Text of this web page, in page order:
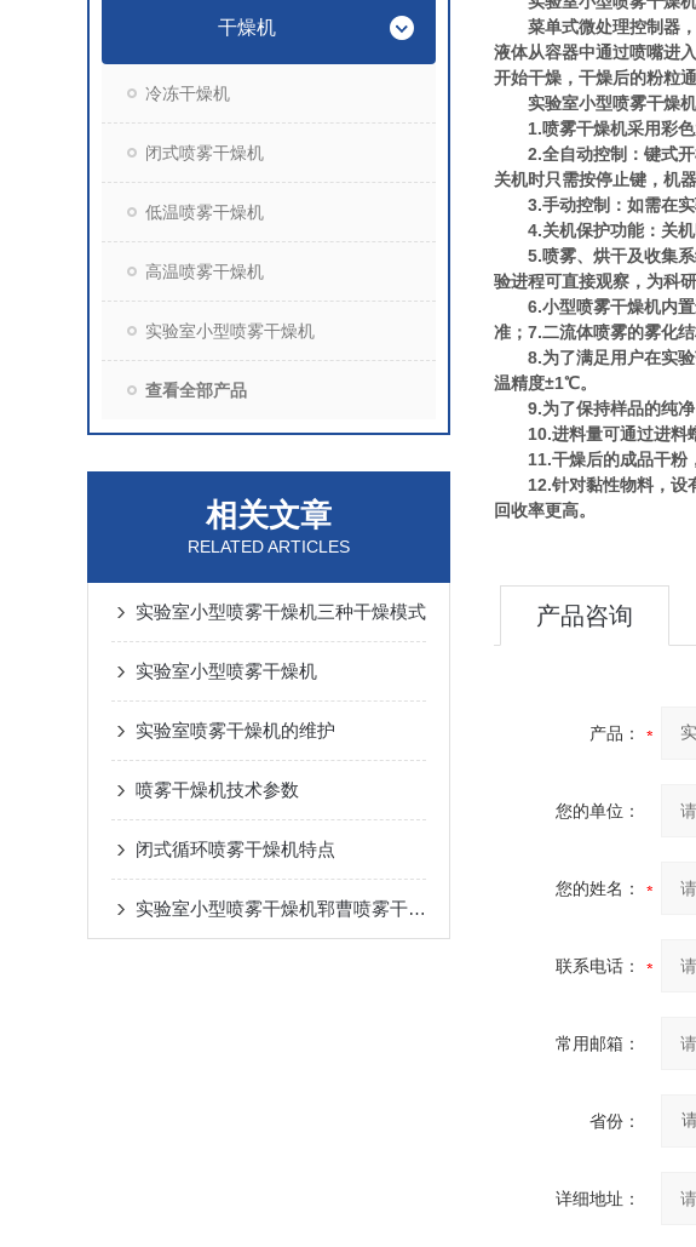
干燥机
冷冻干燥机
闭式喷雾干燥机
低温喷雾干燥机
高温喷雾干燥机
实验室小型喷雾干燥机
查看全部产品
相关文章
RELATED ARTICLES
实验室小型喷雾干燥机三种干燥模式
实验室小型喷雾干燥机
实验室喷雾干燥机的维护
喷雾干燥机技术参数
闭式循环喷雾干燥机特点
实验室小型喷雾干燥机郓曹喷雾干燥机
菜单式微处理控制器，
液体从容器中通过喷嘴进
开始干燥，干燥后的粉粒
实验室小型喷雾干燥机
1.喷雾干燥机采用彩色
2.全自动控制：键式开
关机时只需按停止键，机
3.手动控制：如需在实
4.关机保护功能：关机
5.喷雾、烘干及收集系
验进程可直接观察，为科
6.小型喷雾干燥机内置
准；7.二流体喷雾的雾化
8.为了满足用户在实验
温精度±1℃。
9.为了保持样品的纯净
10.进料量可通过进料蠕
11.干燥后的成品干粉，
12.针对黏性物料，设有
回收率更高。
产品咨询
产品：
您的单位：
您的姓名：
联系电话：
常用邮箱：
省份：
详细地址：